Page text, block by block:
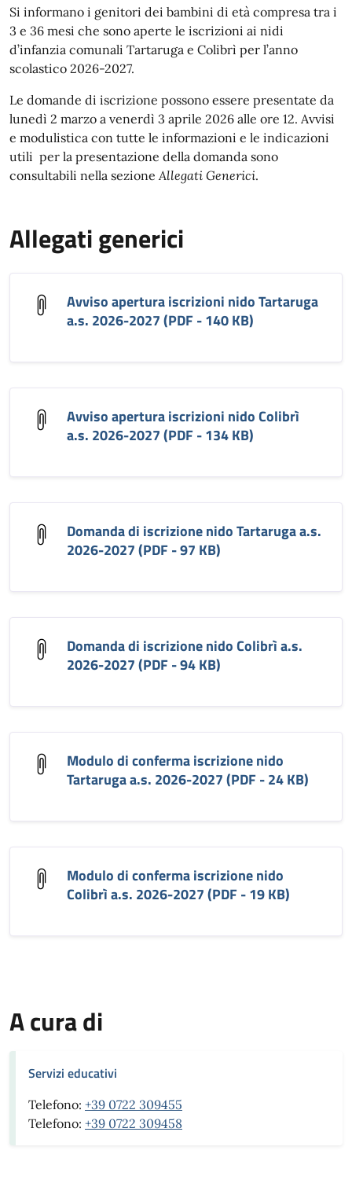
Si informano i genitori dei bambini di età compresa tra i
3 e 36 mesi che sono aperte le iscrizioni ai nidi
d’infanzia comunali Tartaruga e Colibrì per l’anno
scolastico 2026-2027.
Le domande di iscrizione possono essere presentate da
lunedì 2 marzo a venerdì 3 aprile 2026 alle ore 12. Avvisi
e modulistica con tutte le informazioni e le indicazioni
utili per la presentazione della domanda sono
consultabili nella sezioneAllegati Generici.
Allegati generici
Avviso apertura iscrizioni nido Tartaruga
a.s. 2026-2027 (PDF - 140 KB)
Avviso apertura iscrizioni nido Colibrì
a.s. 2026-2027 (PDF - 134 KB)
Domanda di iscrizione nido Tartaruga a.s.
2026-2027 (PDF - 97 KB)
Domanda di iscrizione nido Colibrì a.s.
2026-2027 (PDF - 94 KB)
Modulo di conferma iscrizione nido
Tartaruga a.s. 2026-2027 (PDF - 24 KB)
Modulo di conferma iscrizione nido
Colibrì a.s. 2026-2027 (PDF - 19 KB)
A cura di
Servizi educativi
Telefono: +39 0722 309455
Telefono: +39 0722 309458